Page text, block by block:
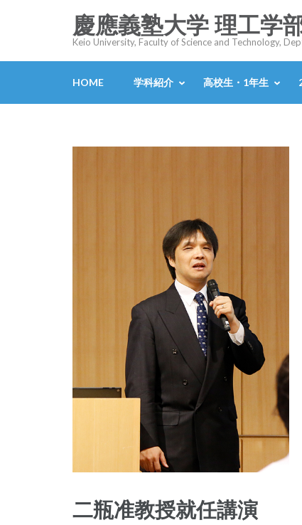
ン
へ
慶應義塾大学 理工学
Keio University, Faculty of Science and Technology,
HOME 学科紹介 高校生・1年生
二瓶准教授就任講演